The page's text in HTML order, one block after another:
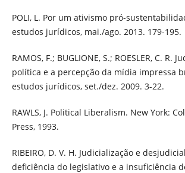
POLI, L. Por um ativismo pró-
estudos jurídicos, mai./ago. 2013. 179-195.
RAMOS, F.; BUGLIONE, S.; ROESLER, C. R.
política e a percepção da mídia impressa
estudos jurídicos, set./dez. 2009. 3-22.
RAWLS, J. Political Liberalism. New York:
Press, 1993.
RIBEIRO, D. V. H. Judicialização e
deficiência do legislativo e a insuficiência